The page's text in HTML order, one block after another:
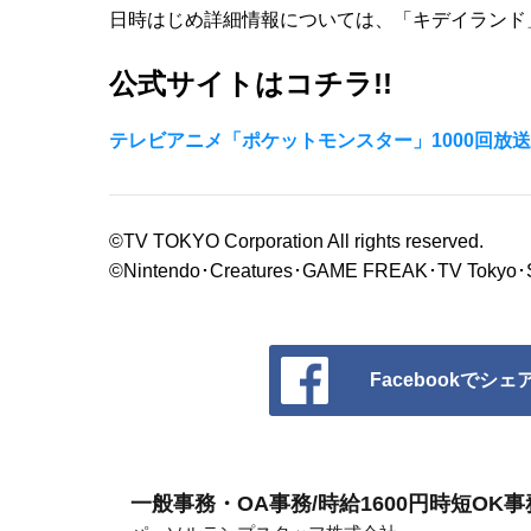
日時はじめ詳細情報については、「キデイラン
公式サイトはコチラ!!
テレビアニメ「ポケットモンスター」1000回放
©TV TOKYO Corporation All rights reserved.
©Nintendo･Creatures･GAME FREAK･TV Tokyo
Facebookでシェ
一般事務・OA事務/時給1600円時短OK